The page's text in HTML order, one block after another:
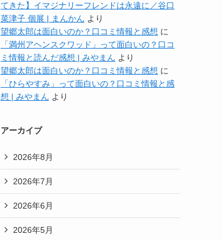
てきた】イマジナリーフレンドは永遠に／谷口
菜津子 個展 | まんかん より
望郷太郎は面白いのか？口コミ情報と感想 に
「満州アヘンスクワッド」って面白いの？口コ
ミ情報と読んだ感想 | みやまん より
望郷太郎は面白いのか？口コミ情報と感想 に
「ひらやすみ」って面白いの？口コミ情報と感
想 | みやまん より
アーカイブ
2026年8月
2026年7月
2026年6月
2026年5月